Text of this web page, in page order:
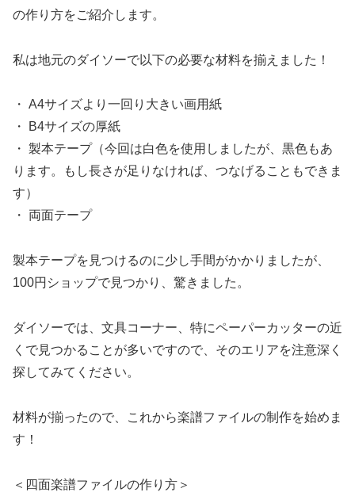
の作り方をご紹介します。
私は地元のダイソーで以下の必要な材料を揃えました！
・ A4サイズより一回り大きい画用紙
・ B4サイズの厚紙
・ 製本テープ（今回は白色を使用しましたが、黒色もあ
ります。もし長さが足りなければ、つなげることもできま
す）
・ 両面テープ
製本テープを見つけるのに少し手間がかかりましたが、
100円ショップで見つかり、驚きました。
ダイソーでは、文具コーナー、特にペーパーカッターの近
くで見つかることが多いですので、そのエリアを注意深く
探してみてください。
材料が揃ったので、これから楽譜ファイルの制作を始めま
す！
＜四面楽譜ファイルの作り方＞